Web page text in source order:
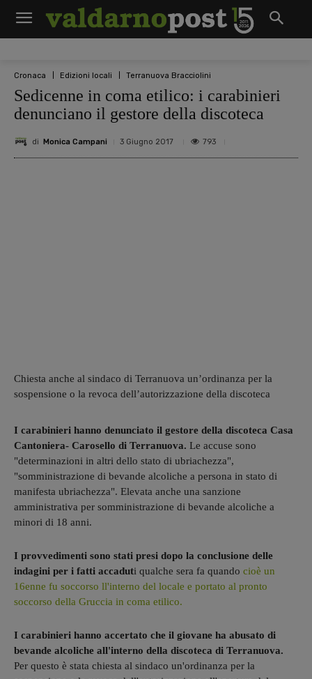
Cronaca Edizioni locali Terranuova Bracciolini
Sedicenne in coma etilico: i carabinieri
denunciano il gestore della discoteca
di Monica Campani 3 Giugno 2017 793
Chiesta anche al sindaco di Terranuova un’ordinanza per la
sospensione o la revoca dell’autorizzazione della discoteca
I carabinieri hanno denunciato il gestore della discoteca Casa
Cantoniera- Carosello di Terranuova. Le accuse sono
"determinazioni in altri dello stato di ubriachezza",
"somministrazione di bevande alcoliche a persona in stato di
manifesta ubriachezza". Elevata anche una sanzione
amministrativa per somministrazione di bevande alcoliche a
minori di 18 anni.
I provvedimenti sono stati presi dopo la conclusione delle
indagini per i fatti accaduti qualche sera fa quando cioè un
16enne fu soccorso ll'interno del locale e portato al pronto
soccorso della Gruccia in coma etilico.
I carabinieri hanno accertato che il giovane ha abusato di
bevande alcoliche all'interno della discoteca di Terranuova.
Per questo è stata chiesta al sindaco un'ordinanza per la